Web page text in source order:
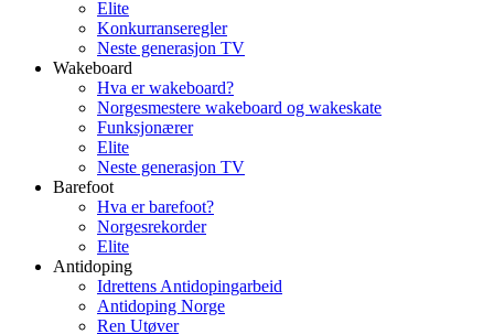
Elite
Konkurranseregler
Neste generasjon TV
Wakeboard
Hva er wakeboard?
Norgesmestere wakeboard og wakeskate
Funksjonærer
Elite
Neste generasjon TV
Barefoot
Hva er barefoot?
Norgesrekorder
Elite
Antidoping
Idrettens Antidopingarbeid
Antidoping Norge
Ren Utøver